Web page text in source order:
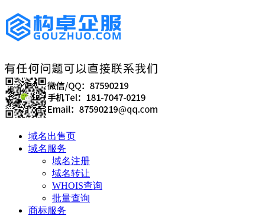
域名出售页
域名服务
域名注册
域名转让
WHOIS查询
批量查询
商标服务